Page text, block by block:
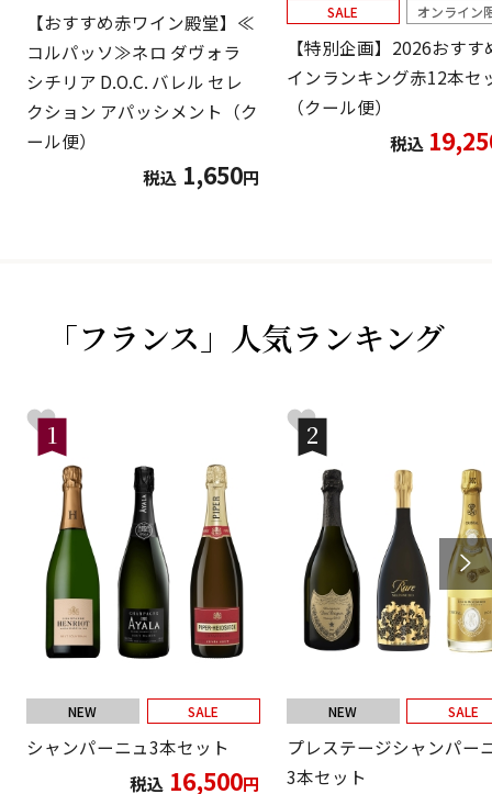
【おすすめ赤ワイン殿堂】≪
コルパッソ≫ネロ ダヴォラ
シチリア D.O.C. バレル セレ
クション アパッシメント（ク
ール便）
税込 1,650円
SALE オンライン
【特別企画】2026おすす
インランキング赤12本セ
（クール便）
税込
「フランス」人気ランキング
1
NEW SALE
シャンパーニュ3本セット
税込 16,500円
2
NEW SALE
プレステージシャンパー
3本セット